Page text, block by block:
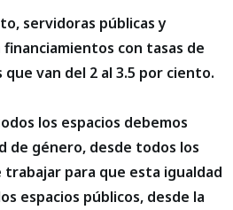
servidoras públicas y
con tasas de
van del 2 al 3.5 por ciento.
los espacios debemos
de género, desde todos los
para que esta igualdad
espacios públicos, desde la